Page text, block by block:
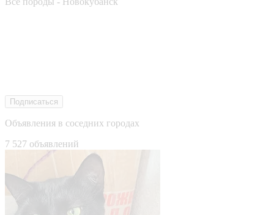
Подписаться
Объявления в соседних городах
7 527 объявлений